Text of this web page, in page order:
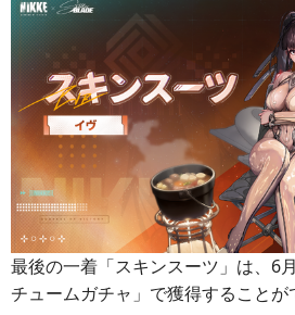
最後の一着「スキンスーツ」は、6
チュームガチャ」で獲得することが